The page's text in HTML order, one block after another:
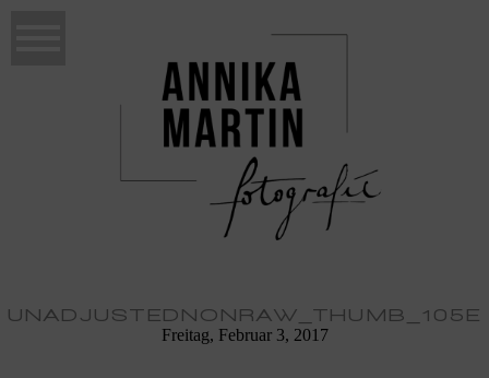
UNADJUSTEDNONRAW_THUMB_105E
Freitag, Februar 3, 2017